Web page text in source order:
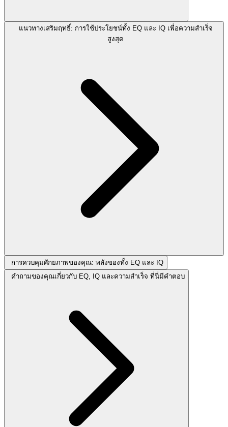
แนวทางเสริมฤทธิ์: การใช้ประโยชน์ทั้ง EQ และ IQ เพื่อความสำเร็จ
สูงสุด
การควบคุมศักยภาพของคุณ: พลังของทั้ง EQ และ IQ
คำถามของคุณเกี่ยวกับ EQ, IQ และความสำเร็จ ที่นี่มีคำตอบ